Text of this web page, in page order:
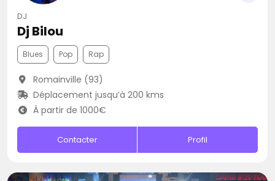
DJ
Dj Bilou
Blues Pop Rap
Romainville (93)
Déplacement jusqu’à 200 kms
À partir de 1000€
Contacter Profil